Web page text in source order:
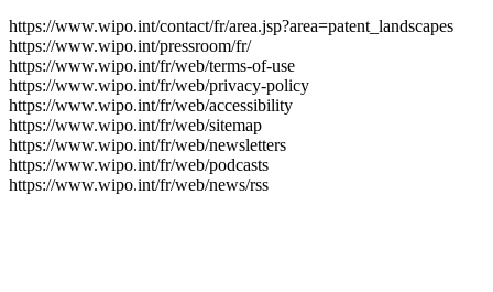
https://www.wipo.int/contact/fr/area.jsp?area=patent_landscapes
https://www.wipo.int/pressroom/fr/
https://www.wipo.int/fr/web/terms-of-use
https://www.wipo.int/fr/web/privacy-policy
https://www.wipo.int/fr/web/accessibility
https://www.wipo.int/fr/web/sitemap
https://www.wipo.int/fr/web/newsletters
https://www.wipo.int/fr/web/podcasts
https://www.wipo.int/fr/web/news/rss